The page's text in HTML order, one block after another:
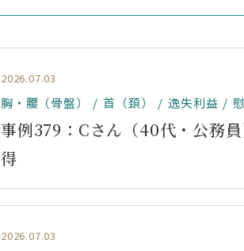
2026.07.03
胸・腰（骨盤） 首（頚） 逸失利益
事例379：Cさん（40代・公務
得
2026.07.03